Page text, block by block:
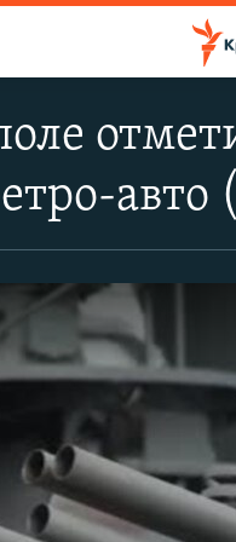
авто